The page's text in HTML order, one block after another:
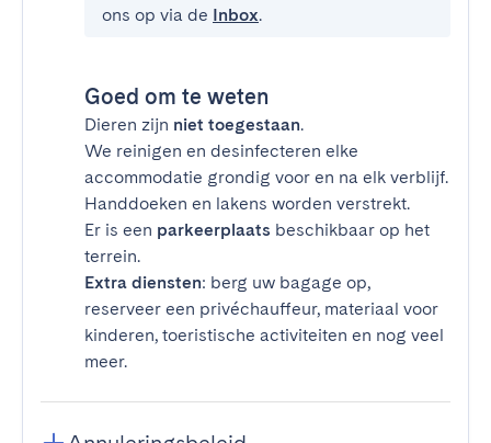
ons op via de Inbox.
Goed om te weten
Dieren zijn niet toegestaan.
We reinigen en desinfecteren elke
accommodatie grondig voor en na elk verblijf.
Handdoeken en lakens worden verstrekt.
Er is een parkeerplaats beschikbaar op het
terrein.
Extra diensten: berg uw bagage op,
reserveer een privéchauffeur, materiaal voor
kinderen, toeristische activiteiten en nog veel
meer.